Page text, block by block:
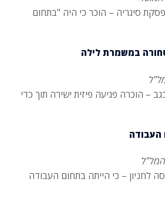
סיגריה – הוכר כי היה "בתחום
במשמרת לילה
– הוכרה פגיעה פיזית ישירה תוך כדי
העבודה
לחניון – כי הייתה בתחום העבודה